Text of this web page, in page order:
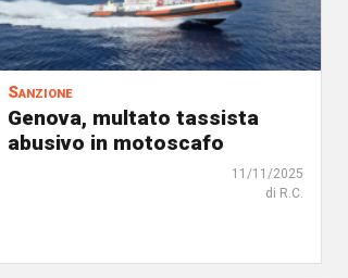
Sanzione
Genova, multato tassista
abusivo in motoscafo
11/11/2025
di R.C.